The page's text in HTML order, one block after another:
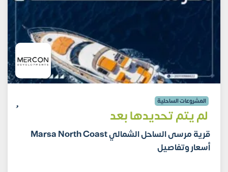
المشروعات الساحلية
لم يتم تحديدها بعد
قرية مرسى الساحل الشمالي Marsa North Coast
أسعار وتفاصيل